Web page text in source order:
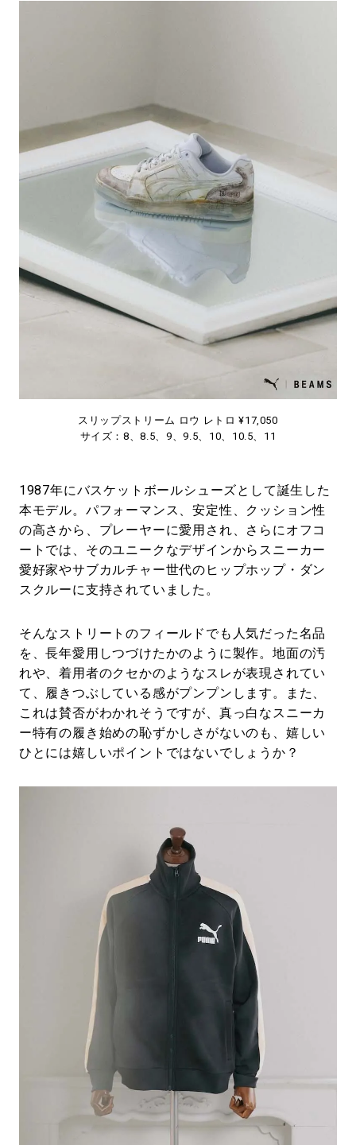
スリップストリーム ロウ レトロ ¥17,050
サイズ：8、8.5、9、9.5、10、10.5、11
1987年にバスケットボールシューズとして誕生した
本モデル。パフォーマンス、安定性、クッション性
の高さから、プレーヤーに愛用され、さらにオフコ
ートでは、そのユニークなデザインからスニーカー
愛好家やサブカルチャー世代のヒップホップ・ダン
スクルーに支持されていました。
そんなストリートのフィールドでも人気だった名品
を、長年愛用しつづけたかのように製作。地面の汚
れや、着用者のクセかのようなスレが表現されてい
て、履きつぶしている感がプンプンします。また、
これは賛否がわかれそうですが、真っ白なスニーカ
ー特有の履き始めの恥ずかしさがないのも、嬉しい
ひとには嬉しいポイントではないでしょうか？